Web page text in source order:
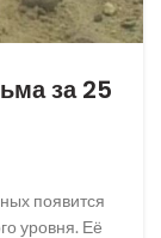
за 25
появится
уровня. Её